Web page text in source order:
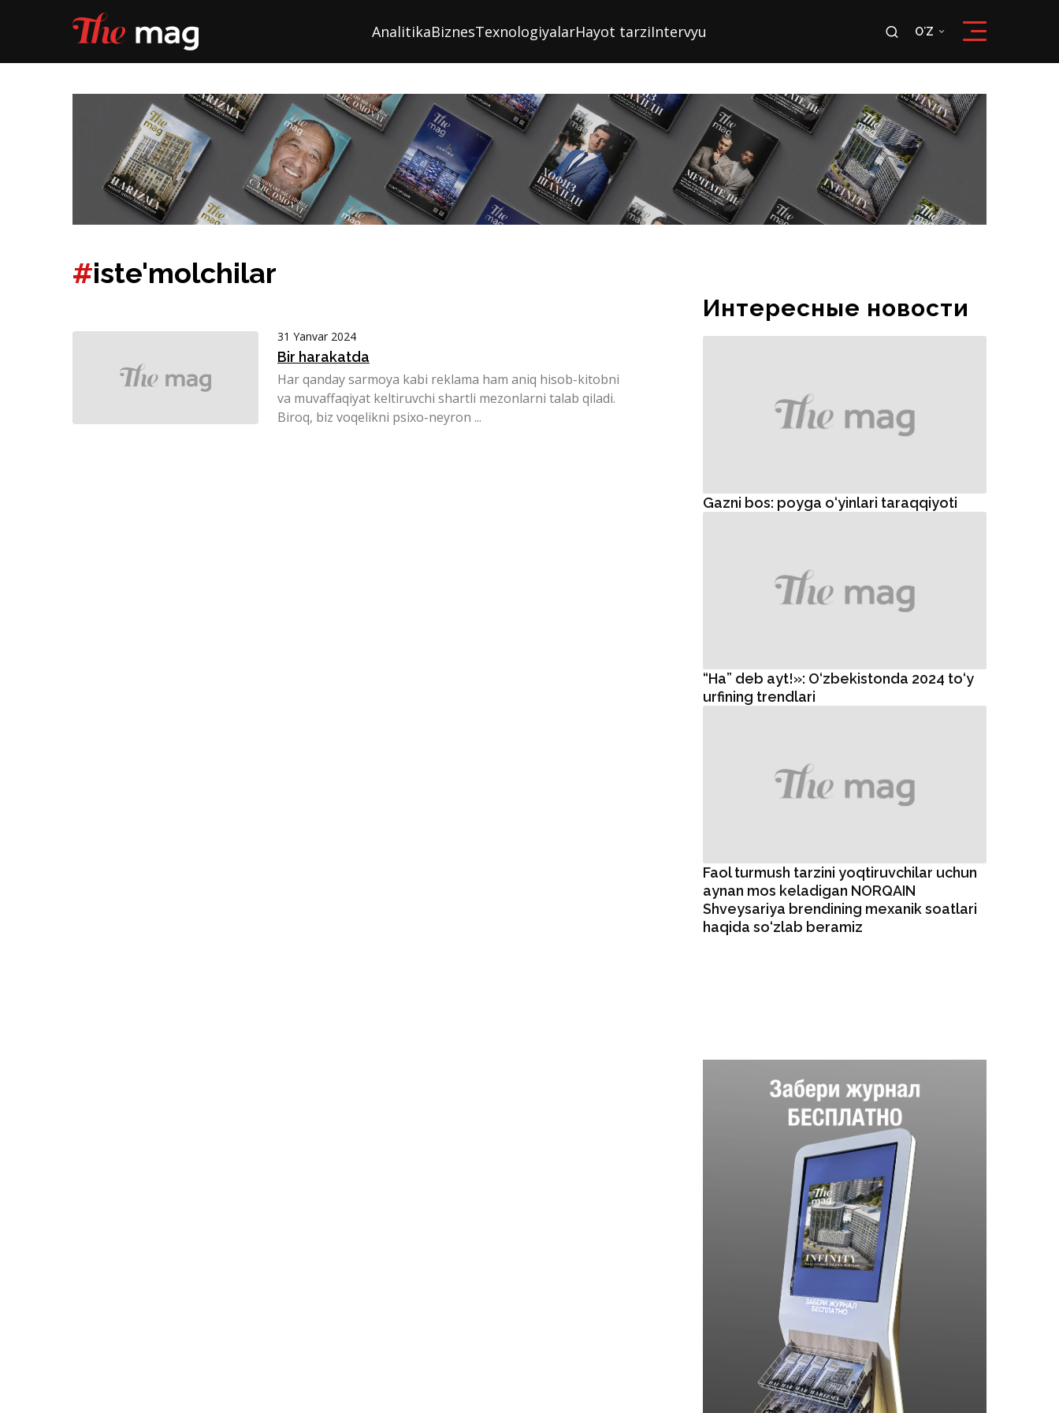
AnalitikaBiznesTexnologiyalarHayot tarziIntervyu OʻZ
#iste'molchilar
31 Yanvar 2024
Bir harakatda
Har qanday sarmoya kabi reklama ham aniq hisob-kitobni
va muvaffaqiyat keltiruvchi shartli mezonlarni talab qiladi.
Biroq, biz voqelikni psixo-neyron ...
Интересные новости
Gazni bos: poyga o‘yinlari taraqqiyoti
“Ha” deb ayt!»: O‘zbekistonda 2024 to‘y
urfining trendlari
Faol turmush tarzini yoqtiruvchilar uchun
aynan mos keladigan NORQAIN
Shveysariya brendining mexanik soatlari
haqida so‘zlab beramiz